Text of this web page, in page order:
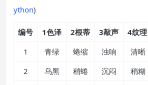
ython)
编号 1色泽 2根蒂 3敲声 4纹理
1
青绿 蜷缩 浊响 清晰
2
乌黑 稍蜷 沉闷 稍糊